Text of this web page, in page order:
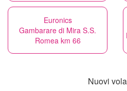
Euronics
Gambarare di Mira S.S.
Romea km 66
Nuovi